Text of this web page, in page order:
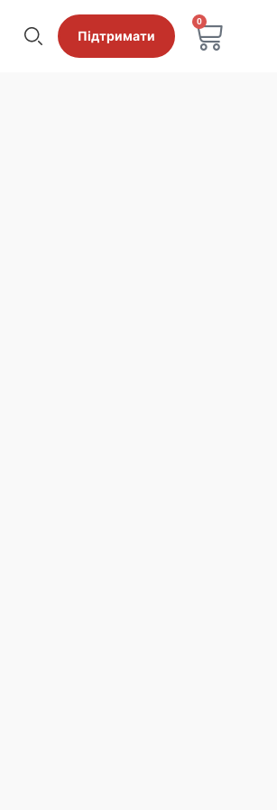
Підтримати
0